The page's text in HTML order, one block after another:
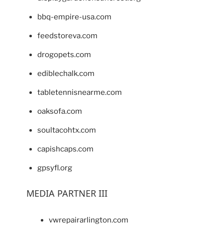
bbq-empire-usa.com
feedstoreva.com
drogopets.com
ediblechalk.com
tabletennisnearme.com
oaksofa.com
soultacohtx.com
capishcaps.com
gpsyfl.org
MEDIA PARTNER III
vwrepairarlington.com